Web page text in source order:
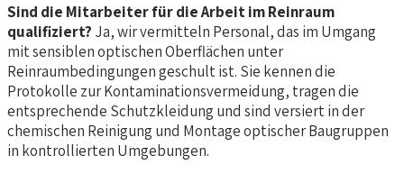
Sind die Mitarbeiter für die Arbeit im Reinraum
qualifiziert? Ja, wir vermitteln Personal, das im Umgang
mit sensiblen optischen Oberflächen unter
Reinraumbedingungen geschult ist. Sie kennen die
Protokolle zur Kontaminationsvermeidung, tragen die
entsprechende Schutzkleidung und sind versiert in der
chemischen Reinigung und Montage optischer Baugruppen
in kontrollierten Umgebungen.